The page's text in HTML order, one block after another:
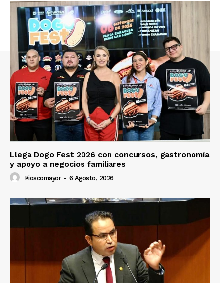
Llega Dogo Fest 2026 con concursos, gastronomía
y apoyo a negocios familiares
Kioscomayor - 6 Agosto, 2026